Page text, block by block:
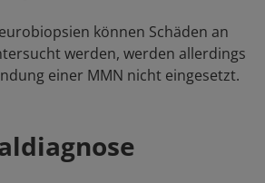
können Schäden an
werden, werden allerdings
einer MMN nicht eingesetzt.